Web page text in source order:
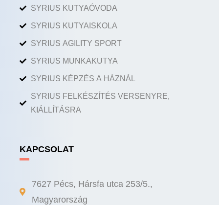
SYRIUS KUTYAÓVODA
SYRIUS KUTYAISKOLA
SYRIUS AGILITY SPORT
SYRIUS MUNKAKUTYA
SYRIUS KÉPZÉS A HÁZNÁL
SYRIUS FELKÉSZÍTÉS VERSENYRE,
KIÁLLÍTÁSRA
KAPCSOLAT
7627 Pécs, Hársfa utca 253/5.,
Magyarország